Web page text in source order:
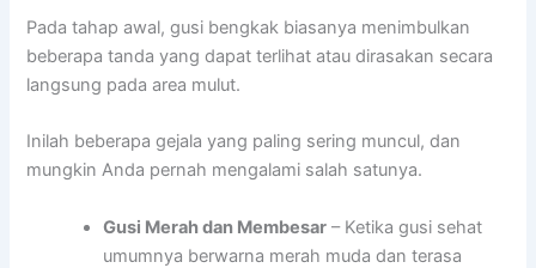
Pada tahap awal, gusi bengkak biasanya menimbulkan
beberapa tanda yang dapat terlihat atau dirasakan secara
langsung pada area mulut.
Inilah beberapa gejala yang paling sering muncul, dan
mungkin Anda pernah mengalami salah satunya.
Gusi Merah dan Membesar – Ketika gusi sehat
umumnya berwarna merah muda dan terasa